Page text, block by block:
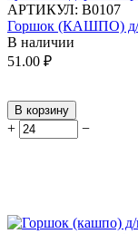
АРТИКУЛ: В0107
Горшок (КАШПО) д/
В наличии
51.00 ₽
В корзину
+ −